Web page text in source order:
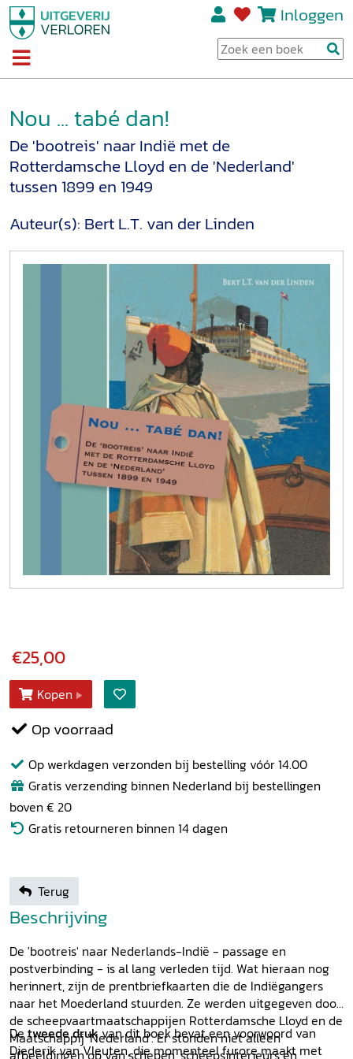
Inloggen
Nou ... tabé dan!
De 'bootreis' naar Indië met de
Rotterdamsche Lloyd en de 'Nederland'
tussen 1899 en 1949
Auteur(s): Bert L.T. van der Linden
€25,00
Kopen
Op voorraad
Op werkdagen verzonden bij bestelling vóór 14.00
Gratis verzending binnen Nederland bij bestellingen
boven € 20
Gratis retourneren binnen 14 dagen
Terug
Beschrijving
De 'bootreis' naar Nederlands-Indië - passage en
postverbinding - is al lang verleden tijd. Wat hieraan nog
herinnert, zijn de prentbriefkaarten die de Indiëgangers
naar het Moederland stuurden. Ze werden uitgegeven door
de scheepvaartmaatschappijen Rotterdamsche Lloyd en de
Maatschappij 'Nederland'. Er stonden niet alleen
Detweede drukvan dit boek bevat een voorwoord van
Diederik van Vleuten, die momenteel furore maakt met